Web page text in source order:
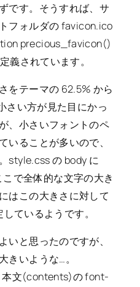
です。そうすれば、サ
フォルダの favicon.ico
precious_favicon()
されています。
をテーマの 62.5% から
さい方が見た目にかっ
、小さいフォントのペ
いることが多いので、
style.css の body に
で全体的な文字の大き
はこの大きさに対して
ているようです。
いと思ったのですが、
きいような…。
本文(contents)の font-